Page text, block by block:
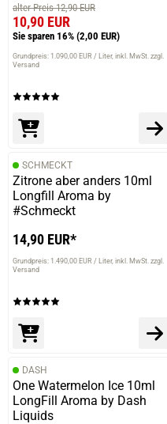
prev
alter Preis 12,90 EUR
10,90 EUR
Sie sparen 16% (2,00 EUR)
Grundpreis: 1.090,00 EUR / Liter inkl. MwSt. zzgl.
Versand
SCHMECKT
Zitrone aber anders 10ml
Longfill Aroma by
#Schmeckt
14,90 EUR*
Grundpreis: 1.490,00 EUR / Liter inkl. MwSt. zzgl.
Versand
DASH
One Watermelon Ice 10ml
LongFill Aroma by Dash
Liquids